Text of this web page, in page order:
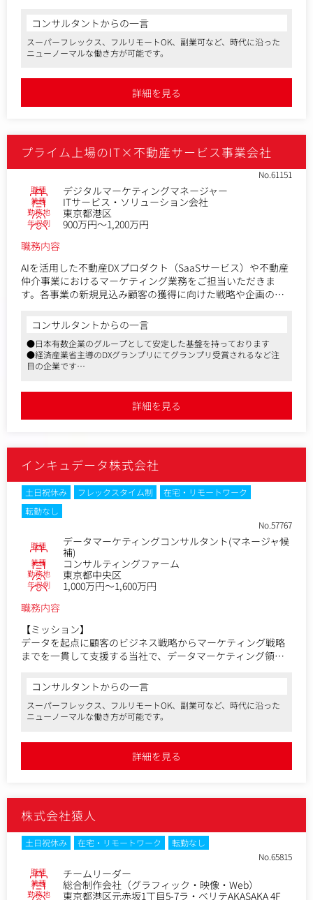
コンサルタントからの一言
スーパーフレックス、フルリモートOK、副業可など、時代に沿った
ニューノーマルな働き方が可能です。
詳細を見る
プライム上場のIT×不動産サービス事業会社
No.61151
職種 デジタルマーケティングマネージャー
業種 ITサービス・ソリューション会社
勤務地 東京都港区
年収例
900万円～1,200万円
職務内容
AIを活用した不動産DXプロダクト（SaaSサービス）や不動産
仲介事業におけるマーケティング業務をご担当いただきま
す。各事業の新規見込み顧客の獲得に向けた戦略や企画の設
貫して携わっていただき、同社サービスのブランド力や集客
活動、お客さま満足度の向上が大きなミッションとなりま
す。
コンサルタントからの一言
●日本有数企業のグループとして安定した基盤を持っております
●経済産業省主導のDXグランプリにてグランプリ受賞されるなど注
目の企業です
詳細を見る
インキュデータ株式会社
土日祝休み フレックスタイム制
在宅・リモートワーク
転勤なし
No.57767
職種
データマーケティングコンサルタント(マネージャ候
補)
業種 コンサルティングファーム
勤務地 東京都中央区
年収例
1,000万円～1,600万円
職務内容
【ミッション】
データを起点に顧客のビジネス戦略からマーケティング戦略
までを一貫して支援する当社で、データマーケティング領域
に、組織のマネジメントおよびスケーラビリティ向上にも取
り組んでいただきます。
【主な業務】
基にしたマーケティング戦略の立案やコミュニケーションシ
ナリオの設計、PDCAの推進といったデータマーケティングコ
ー候補として組織マネジメントやチームリードにも責任を持
って取り組んでいただきます。
【具体的な業務】
・データ分析を基にした、顧客の課題把握およびマーケティ
ング（コミュニケーション）戦略立案
・顧客課題に基づくコミュニケーションシナリオ設計（主に
デジタル）およびダッシュボード構築のディレクション
コンサルタントからの一言
スーパーフレックス、フルリモートOK、副業可など、時代に沿った
ニューノーマルな働き方が可能です。
詳細を見る
株式会社猿人
土日祝休み 在宅・リモートワーク
転勤なし
No.65815
職種 チームリーダー
業種 総合制作会社（グラフィック・映像・Web）
勤務地 東京都港区元赤坂1丁目5-7ラ・ベリテAKASAKA 4F